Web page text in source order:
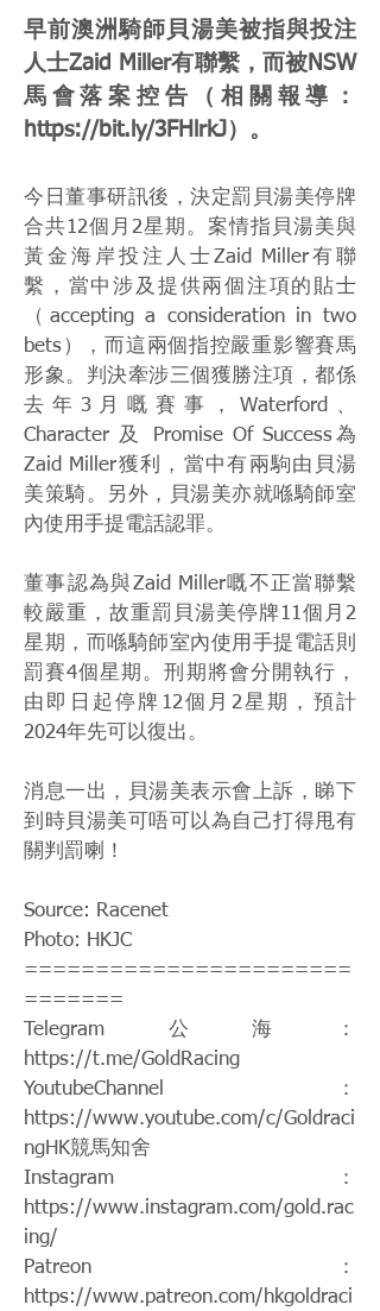
早前澳洲騎師貝湯美被指與投注
人士Zaid Miller有聯繫，而被NSW
馬會落案控告（相關報導：
https://bit.ly/3FHlrkJ）。
今日董事研訊後，決定罰貝湯美停牌
合共12個月2星期。案情指貝湯美與
黃金海岸投注人士Zaid Miller有聯
繫，當中涉及提供兩個注項的貼士
（accepting a consideration in two
bets），而這兩個指控嚴重影響賽馬
形象。判決牽涉三個獲勝注項，都係
去年3月嘅賽事，Waterford、
Character 及 Promise Of Success為
Zaid Miller獲利，當中有兩駒由貝湯
美策騎。另外，貝湯美亦就喺騎師室
內使用手提電話認罪。
董事認為與Zaid Miller嘅不正當聯繫
較嚴重，故重罰貝湯美停牌11個月2
星期，而喺騎師室內使用手提電話則
罰賽4個星期。刑期將會分開執行，
由即日起停牌12個月2星期，預計
2024年先可以復出。
消息一出，貝湯美表示會上訴，睇下
到時貝湯美可唔可以為自己打得甩有
關判罰喇！
Source: Racenet
Photo: HKJC
=======================
=======
Telegram公海：
https://t.me/GoldRacing
YoutubeChannel：
https://www.youtube.com/c/Goldraci
ngHK競馬知舍
Instagram：
https://www.instagram.com/gold.rac
ing/
Patreon：
https://www.patreon.com/hkgoldraci